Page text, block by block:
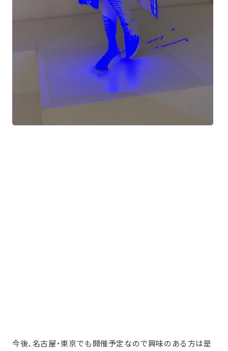
今後、名古屋・東京でも開催予定なので興味のある方は是